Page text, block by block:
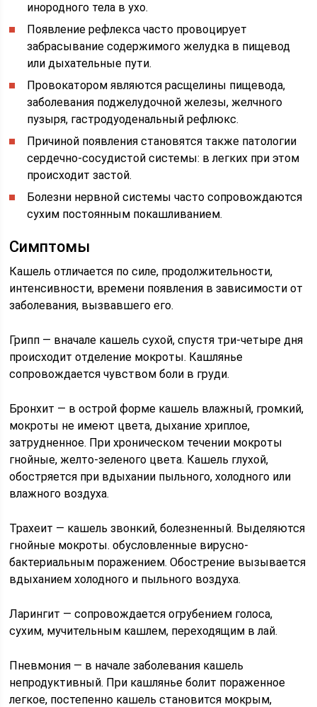
инородного тела в ухо.
Появление рефлекса часто провоцирует
забрасывание содержимого желудка в пищевод
или дыхательные пути.
Провокатором являются расщелины пищевода,
заболевания поджелудочной железы, желчного
пузыря, гастродуоденальный рефлюкс.
Причиной появления становятся также патологии
сердечно-сосудистой системы: в легких при этом
происходит застой.
Болезни нервной системы часто сопровождаются
сухим постоянным покашливанием.
Симптомы
Кашель отличается по силе, продолжительности,
интенсивности, времени появления в зависимости от
заболевания, вызвавшего его.
Грипп — вначале кашель сухой, спустя три-четыре дня
происходит отделение мокроты. Кашлянье
сопровождается чувством боли в груди.
Бронхит — в острой форме кашель влажный, громкий,
мокроты не имеют цвета, дыхание хриплое,
затрудненное. При хроническом течении мокроты
гнойные, желто-зеленого цвета. Кашель глухой,
обостряется при вдыхании пыльного, холодного или
влажного воздуха.
Трахеит — кашель звонкий, болезненный. Выделяются
гнойные мокроты. обусловленные вирусно-
бактериальным поражением. Обострение вызывается
вдыханием холодного и пыльного воздуха.
Ларингит — сопровождается огрубением голоса,
сухим, мучительным кашлем, переходящим в лай.
Пневмония — в начале заболевания кашель
непродуктивный. При кашлянье болит пораженное
легкое, постепенно кашель становится мокрым,